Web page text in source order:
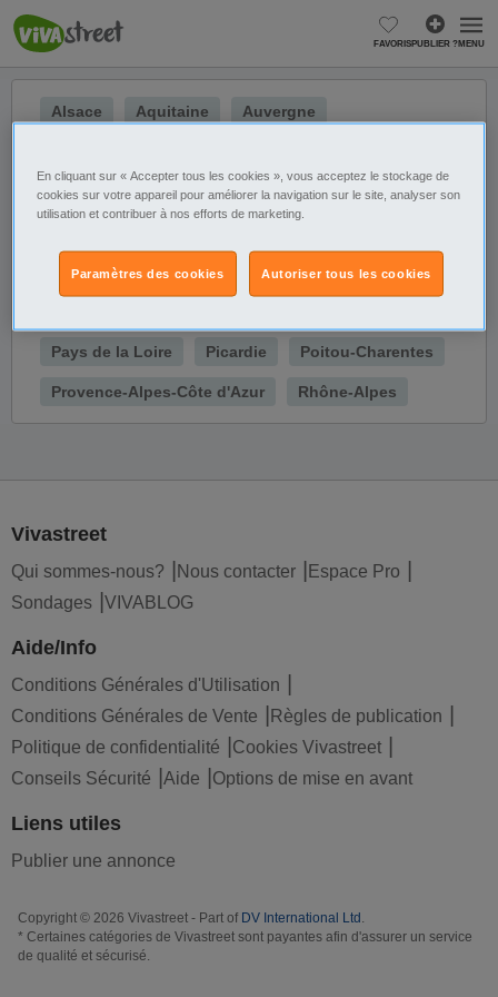
FAVORISPUBLIER ?MENU
Alsace Aquitaine Auvergne
Centre Champagne-Ardenne Corse
Ile de France Languedoc-Roussillon
Pays de la Loire Picardie Poitou-Charentes
Provence-Alpes-Côte d'Azur Rhône-Alpes
Vivastreet
Qui sommes-nous? Nous contacter
Espace Pro
Sondages
VIVABLOG
Aide/Info
Conditions Générales d'Utilisation
Conditions Générales de Vente
Règles de publication
Politique de confidentialité
Cookies Vivastreet
Conseils Sécurité
Aide Options de mise en avant
Liens utiles
Publier une annonce
Copyright © 2026 Vivastreet - Part of DV International Ltd .
* Certaines catégories de Vivastreet sont payantes afin d'assurer un service
de qualité et sécurisé.
En cliquant sur « Accepter tous les cookies », vous acceptez le stockage de
cookies sur votre appareil pour améliorer la navigation sur le site, analyser son
utilisation et contribuer à nos efforts de marketing.
Autoriser tous les cookies
Paramètres des cookies